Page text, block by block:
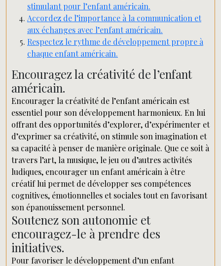
stimulant pour l’enfant américain.
Accordez de l’importance à la communication et
aux échanges avec l’enfant américain.
Respectez le rythme de développement propre à
chaque enfant américain.
Encouragez la créativité de l’enfant
américain.
Encourager la créativité de l’enfant américain est
essentiel pour son développement harmonieux. En lui
offrant des opportunités d’explorer, d’expérimenter et
d’exprimer sa créativité, on stimule son imagination et
sa capacité à penser de manière originale. Que ce soit à
travers l’art, la musique, le jeu ou d’autres activités
ludiques, encourager un enfant américain à être
créatif lui permet de développer ses compétences
cognitives, émotionnelles et sociales tout en favorisant
son épanouissement personnel.
Soutenez son autonomie et
encouragez-le à prendre des
initiatives.
Pour favoriser le développement d’un enfant